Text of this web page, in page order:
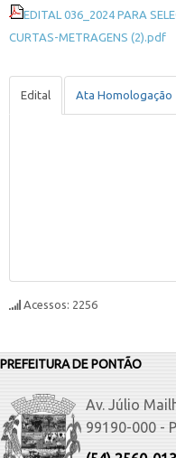
EDITAL 036_2024 PARA
CURTAS-METRAGENS (2).pdf
Edital Ata Homologação
Acessos: 2256
PREFEITURA DE PONTÃO
Av. Júlio
99190-000 -